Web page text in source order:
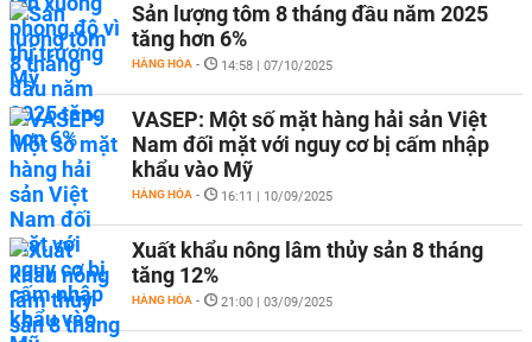
Sản lượng tôm 8 tháng đầu năm 2025
tăng hơn 6%
HÀNG HÓA - 14:58 | 07/10/2025
VASEP: Một số mặt hàng hải sản Việt
Nam đối mặt với nguy cơ bị cấm nhập
khẩu vào Mỹ
HÀNG HÓA - 16:11 | 10/09/2025
Xuất khẩu nông lâm thủy sản 8 tháng
tăng 12%
HÀNG HÓA - 21:00 | 03/09/2025